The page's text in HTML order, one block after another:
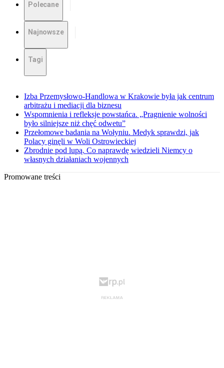
Polecane
Najnowsze
Tagi
Izba Przemysłowo-Handlowa w Krakowie była jak centrum
arbitrażu i mediacji dla biznesu
Wspomnienia i refleksje powstańca. „Pragnienie wolności
było silniejsze niż chęć odwetu”
Przełomowe badania na Wołyniu. Medyk sprawdzi, jak
Polacy ginęli w Woli Ostrowieckiej
Zbrodnie pod lupą. Co naprawdę wiedzieli Niemcy o
własnych działaniach wojennych
Promowane treści